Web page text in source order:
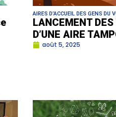
AIRES D’ACCUEIL DES GENS DU
LANCEMENT
D’UNE AIRE
août 5, 2025